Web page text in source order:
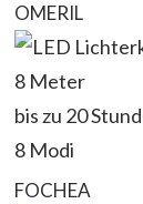
OMERIL
8 Meter
bis zu 20
8 Modi
FOCHEA